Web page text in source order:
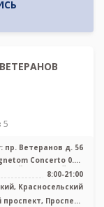
5
пр. Ветеранов д. 56
Concerto 0.2T
открытый тип
8:00-21:00
Красносельский
Проспект